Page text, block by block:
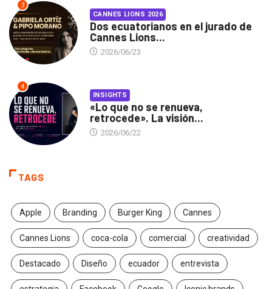
3
CANNES LIONS 2026
Dos ecuatorianos en el jurado de
Cannes Lions...
2026/06/23
4
INSIGHTS
«Lo que no se renueva,
retrocede». La visión...
2026/06/22
TAGS
Apple Branding Burger King Cannes
Cannes Lions coca-cola comercial creatividad
Destacado Diseño ecuador entrevista